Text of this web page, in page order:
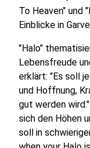
To Heaven" und
Einblicke in
"Halo"
Lebensfreude
erklärt: "Es soll
und Hoffnung,
gut werden
sich den Höhen
soll in